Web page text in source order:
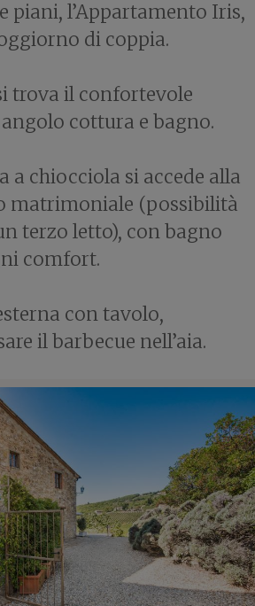
piani, l’Appartamento Iris,
di coppia.
trova il confortevole
cottura e bagno.
a chiocciola si accede alla
matrimoniale (possibilità
terzo letto), con bagno
comfort.
con tavolo,
il barbecue nell’aia.